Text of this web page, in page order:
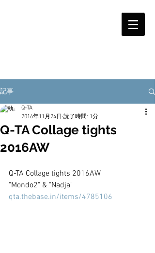
記事
Q-TA Collage tights
2016AW
Q-TA
2016年11月24日 読了時間: 1分
Q-TA Collage tights 2016AW
"Mondo2" & "Nadja"
qta.thebase.in/items/4785106